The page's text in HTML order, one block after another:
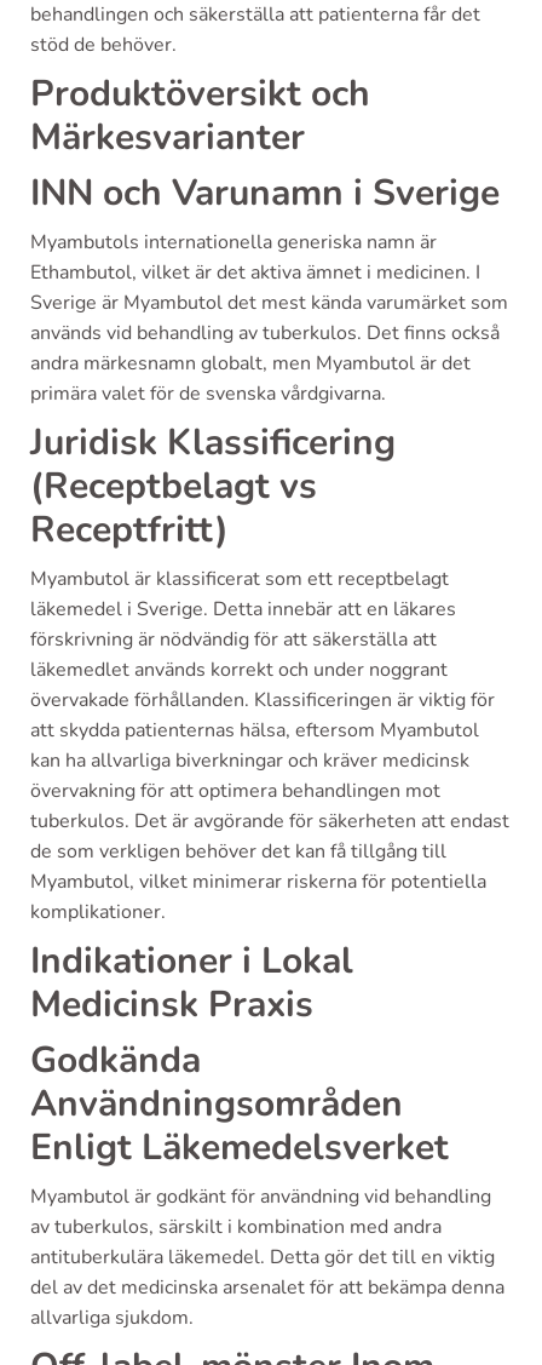
behandlingen och säkerställa att patienterna får det
stöd de behöver.
Produktöversikt och
Märkesvarianter
INN och Varunamn i Sverige
Myambutols internationella generiska namn är
Ethambutol, vilket är det aktiva ämnet i medicinen. I
Sverige är Myambutol det mest kända varumärket som
används vid behandling av tuberkulos. Det finns också
andra märkesnamn globalt, men Myambutol är det
primära valet för de svenska vårdgivarna.
Juridisk Klassificering
(Receptbelagt vs
Receptfritt)
Myambutol är klassificerat som ett receptbelagt
läkemedel i Sverige. Detta innebär att en läkares
förskrivning är nödvändig för att säkerställa att
läkemedlet används korrekt och under noggrant
övervakade förhållanden. Klassificeringen är viktig för
att skydda patienternas hälsa, eftersom Myambutol
kan ha allvarliga biverkningar och kräver medicinsk
övervakning för att optimera behandlingen mot
tuberkulos. Det är avgörande för säkerheten att endast
de som verkligen behöver det kan få tillgång till
Myambutol, vilket minimerar riskerna för potentiella
komplikationer.
Indikationer i Lokal
Medicinsk Praxis
Godkända
Användningsområden
Enligt Läkemedelsverket
Myambutol är godkänt för användning vid behandling
av tuberkulos, särskilt i kombination med andra
antituberkulära läkemedel. Detta gör det till en viktig
del av det medicinska arsenalet för att bekämpa denna
allvarliga sjukdom.